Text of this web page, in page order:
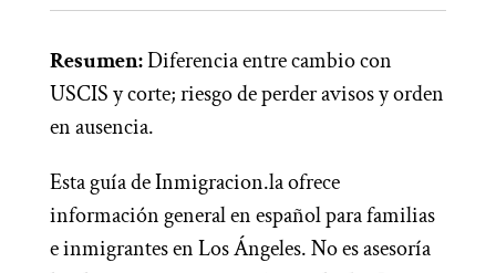
Resumen:Diferencia entre cambio con
USCIS y corte; riesgo de perder avisos y orden
en ausencia.
Esta guía de Inmigracion.la ofrece
información general en español para familias
e inmigrantes en Los Ángeles. No es asesoría